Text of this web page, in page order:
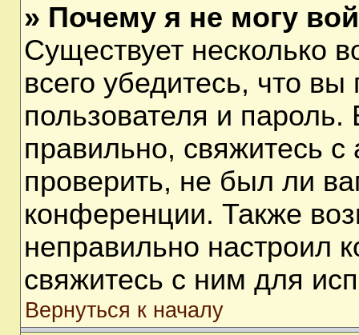
» Почему я не могу
Существует несколько
всего убедитесь, что
пользователя и
правильно, свяжитесь
проверить, не был ли
конференции. Также
неправильно настроил
свяжитесь с ним для
Вернуться к началу